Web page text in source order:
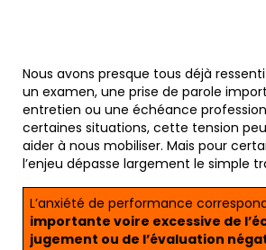
Nous avons presque tous déjà
un examen, une prise de parole
entretien ou une échéance
certaines situations, cette tension
aider à nous mobiliser. Mais pour
l’enjeu dépasse largement le simple
L’anxiété de performance
importante voire excessive de
jugement ou de l’évaluation